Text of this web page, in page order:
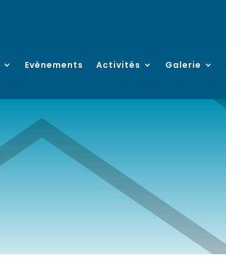
Evènements Activités Galerie